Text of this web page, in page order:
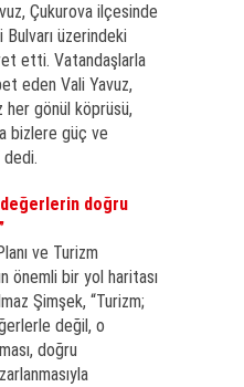
Çukurova ilçesinde
üzerindeki
etti. Vatandaşlarla
eden Vali Yavuz,
gönül köprüsü,
bizlere güç ve
doğru
ve Turizm
önemli bir yol haritası
Şimşek, “Turizm;
değil, o
doğru